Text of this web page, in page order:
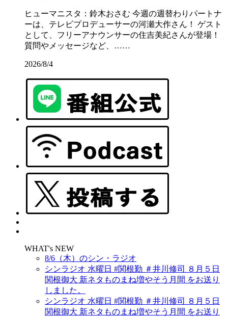
ヒューマニスタ：鈴木おさむ 今週の週替わりパートナ
ーは、テレビプロデューサーの河瀬大作さん！ ゲスト
として、フリーアナウンサーの住吉美紀さんが登場！
質問やメッセージなど、……
2026/8/4
WHAT's NEW
8/6（木）のシン・ラジオ
シンラジオ 水曜日 #関根勤 ＃井川修司 ８月５日
関根御大 新ネタものまね増やそう月間 をお送り
しました。
シンラジオ 水曜日 #関根勤 ＃井川修司 ８月５日
関根御大 新ネタものまね増やそう月間 をお送り